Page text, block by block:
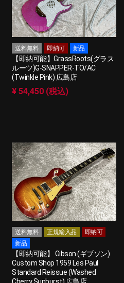
送料無料 即納可 新品
【即納可能】GrassRoots(グラス
ルーツ)G-SNAPPER-TO/AC
(Twinkle Pink) 広島店
¥ 54,450 (税込)
送料無料 正規輸入品
即納可
新品
【即納可能】 Gibson (ギブソン)
Custom Shop 1959 Les Paul
Standard Reissue (Washed